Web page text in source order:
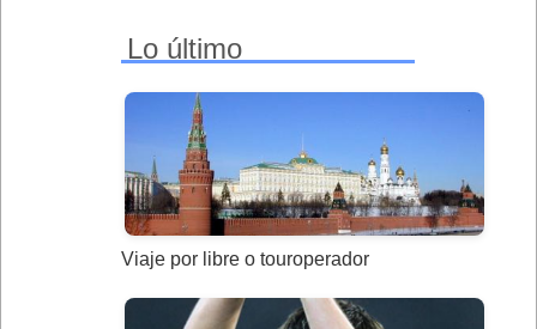
Lo último
Viaje por libre o touroperador